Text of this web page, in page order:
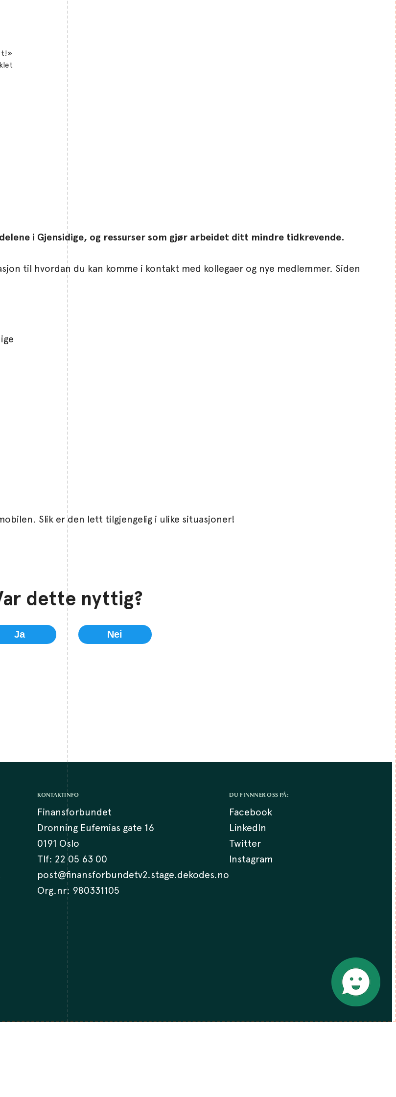
i Gjensidige, og ressurser som gjør arbeidet ditt mindre tidkrevende.
til hvordan du kan komme i kontakt med kollegaer og nye medlemmer. Siden
Slik er den lett tilgjengelig i ulike situasjoner!
dette nyttig?
Ja Nei
KONTAKTINFO
Finansforbundet
Dronning Eufemias gate 16
0191 Oslo
Tlf: 22 05 63 00
post@finansforbundetv2.stage.dekodes.no
Org.nr: 980331105
DU FINNNER OSS PÅ:
Facebook
LinkedIn
Twitter
Instagram